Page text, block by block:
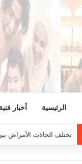
الرئيسية أخبار فنية
تختلف الحالات الأمراض